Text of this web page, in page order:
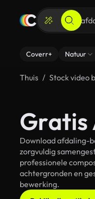
Coverr+ Natuur
Thuis Stock video
Gratis
Download afdaling-
zorgvuldig
professionele
achtergronden en
bewerking.